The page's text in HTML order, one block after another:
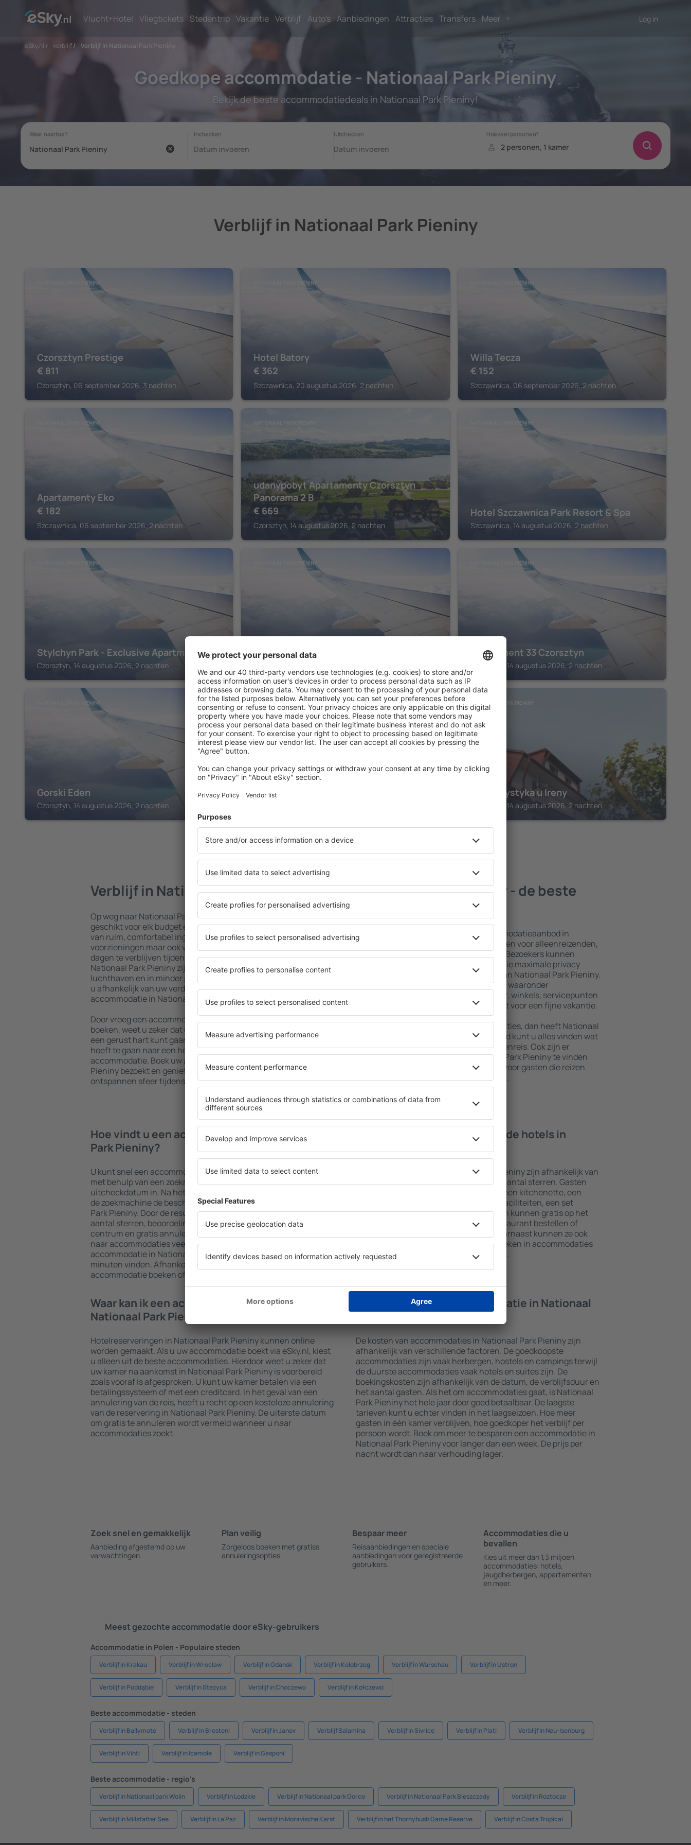
Vlucht+Hotel Vliegtickets Stedentrip Vakantie Verblijf Auto's Aanbiedingen Attracties Transfers Meer Log in
eSky.nl / verblijf/ Verblijf in Nationaal Park Pieniny
Goedkope accommodatie - Nationaal Park Pieniny
Bekijk de beste accommodatiedeals in Nationaal Park Pieniny!
Verblijf in Nationaal Park Pieniny
NATIONAAL PARK PIENINY
Czorsztyn Prestige
€ 811
Czorsztyn, 06 september 2026, 3 nachten
NATIONAAL PARK PIENINY
Hotel Batory
€ 362
Szczawnica, 20 augustus 2026, 2 nachten
NATIONAAL PARK PIENINY
Willa Tecza
€ 152
Szczawnica, 06 september 2026, 2 nachten
NATIONAAL PARK PIENINY
Apartamenty Eko
€ 182
Szczawnica, 06 september 2026, 2 nachten
NATIONAAL PARK PIENINY
udanypobyt Apartamenty Czorsztyn
Panorama 2 B
€ 669
Czorsztyn, 14 augustus 2026, 2 nachten
NATIONAAL PARK PIENINY
Hotel Szczawnica Park Resort & Spa
Szczawnica, 14 augustus 2026, 2 nachten
NATIONAAL PARK PIENINY
Stylchyn Park - Exclusive Apartments
Czorsztyn, 14 augustus 2026, 2 nachten
NATIONAAL PARK PIENINY
Pokoje Gościnne Pienińska Parzenica
NATIONAAL PARK PIENINY
Apartament 33 Czorsztyn
Czorsztyn, 14 augustus 2026, 2 nachten
NATIONAAL PARK PIENINY
Gorski Eden
Czorsztyn, 14 augustus 2026, 2 nachten
NATIONAAL PARK PIENINY
Miedzy Owcami Meee
NATIONAAL PARK PIENINY
Agroturystyka u Ireny
Czorsztyn, 14 augustus 2026, 2 nachten
Bekijk meer aanbiedingen in Nationaal Park Pieniny
Verblijf in Nationaal Park Pieniny
Op weg naar Nationaal Park Pieniny? Vind een accommodatie
geschikt voor elk budget en elke behoefte. U kunt gebruik maken
van ruim, comfortabel ingerichte woningen met tal van
voorzieningen maar ook van goedkope hostels om meerdere
dagen te verblijven tijdens een stedentrip. Accommodaties in
Nationaal Park Pieniny zijn beschikbaar in het centrum, vlakbij de
luchthaven en in minder populaire wijken of regio's. Hierdoor kunt
u afhankelijk van uw verdere plannen een gunstig gelegen
accommodatie in Nationaal Park Pieniny vinden.
Door vroeg een accommodatie in Nationaal Park Pieniny te
boeken, weet u zeker dat u na aankomst op uw bestemming, met
een gerust hart kunt gaan uitrusten zonder dat u nog op zoek
hoeft te gaan naar een hotel, appartement of andere
accommodatie. Boek uw accommodatie voordat u Nationaal Park
Pieniny bezoekt en geniet hierdoor van een zorgeloze en
ontspannen sfeer tijdens uw reis.
Nationaal Park Pieniny - de beste
U kunt kiezen uit een uitgebreid accommodatieaanbod in
Nationaal Park Pieniny, inclusief woningen voor alleenreizenden,
stellen, gezinnen, senioren en groepen. Bezoekers kunnen
verblijven in suites, hotels en pensions die maximale privacy
bieden en gelegen zijn in het centrum van Nationaal Park Pieniny.
De voorzieningen in de nabije omgeving, waaronder
autoverhuurbedrijven, openbaar vervoer, winkels, servicepunten
en recreatiemogelijkheden, staan garant voor een fijne vakantie.
Als u op zoek bent naar luxe accommodaties, dan heeft Nationaal
Park Pieniny u veel te bieden. In deze stad kunt u alles vinden wat
u nodig heeft tijdens uw vakantie of zakenreis. Ook zijn er
geweldige accommodaties in Nationaal Park Pieniny te vinden
met faciliteiten voor gehandicapten en voor gasten die reizen
met baby’s, jonge kinderen of huisdieren.
Hoe vindt u een accommodatie in Nationaal
Park Pieniny?
U kunt snel een accommodatie in Nationaal Park Pieniny vinden
met behulp van een zoekmachine. Voer uw bestemming en in- en
uitcheckdatum in. Na het kiezen van het aantal reizigers, toont
de zoekmachine de beschikbare accommodaties in Nationaal
Park Pieniny. Door de resultaten te filteren op type faciliteit, het
aantal sterren, beoordelingen van gasten, afstand tot het
centrum en gratis annuleringsmogelijkheid, wordt het zoeken
naar accommodaties veel gemakkelijker. Hierdoor kunt u uw
accommodatie in Nationaal Park Pieniny al in slechts enkele
minuten vinden. Afhankelijk van uw wensen kunt u alleen een
accommodatie boeken of een vlucht + hotel combineren.
Welke voorzieningen bieden de hotels in
Hotelvoorzieningen in Nationaal Park Pieniny zijn afhankelijk van
welke accommodatie geboekt is en het aantal sterren. Gasten
kunnen gebruikmaken van kamers met een kitchenette, een
balkon, airconditioning, koffie- en theefaciliteiten, een set
handdoeken en internettoegang. Gasten kunnen gratis op het
terrein parkeren, een maaltijd in het restaurant bestellen of
kiezen voor een hotel met zwembad. Daarnaast kunnen ze ook
een verblijf in Nationaal Park Pieniny boeken in accommodaties
die een Airport Shuttle dienst aanbieden.
Waar kan ik een accommodatie boeken in
Nationaal Park Pieniny?
Hotelreserveringen in Nationaal Park Pieniny kunnen online
worden gemaakt. Als u uw accommodatie boekt via eSky.nl, kiest
u alleen uit de beste accommodaties. Hierdoor weet u zeker dat
uw kamer na aankomst in Nationaal Park Pieniny is voorbereid
zoals vooraf is afgesproken. U kunt uw kamer betalen via een
betalingssysteem of met een creditcard. In het geval van een
annulering van de reis, heeft u recht op een kosteloze annulering
van de reservering in Nationaal Park Pieniny. De uiterste datum
om gratis te annuleren wordt vermeld wanneer u naar
accommodaties zoekt.
Hoeveel kost een accommodatie in Nationaal
Park Pieniny?
De kosten van accommodaties in Nationaal Park Pieniny zijn
afhankelijk van verschillende factoren. De goedkoopste
accommodaties zijn vaak herbergen, hostels en campings terwijl
de duurste accommodaties vaak hotels en suites zijn. De
boekingskosten zijn afhankelijk van de datum, de verblijfsduur en
het aantal gasten. Als het om accommodaties gaat, is Nationaal
Park Pieniny het hele jaar door goed betaalbaar. De laagste
tarieven kunt u echter vinden in het laagseizoen. Hoe meer
gasten in één kamer verblijven, hoe goedkoper het verblijf per
persoon wordt. Boek om meer te besparen een accommodatie in
Nationaal Park Pieniny voor langer dan een week. De prijs per
nacht wordt dan naar verhouding lager.
Zoek snel en gemakkelijk
Aanbieding afgestemd op uw
verwachtingen.
Plan veilig
Zorgeloos boeken met gratiss
annuleringsopties.
Bespaar meer
Reisaanbiedingen en speciale
aanbiedingen voor geregistreerde
gebruikers.
Accommodaties die u
bevallen
Kies uit meer dan 1,3 miljoen
accommodaties: hotels,
jeugdherbergen, appartementen
en meer.
Meest gezochte accommodatie door eSky-gebruikers
Accommodatie in Polen - Populaire steden
Verblijf in Krakau Verblijf in Wroclaw Verblijf in Gdansk Verblijf in Kolobrzeg Verblijf in Warschau Verblijf in Ustron
Verblijf in Poddąbie Verblijf in Stezyca Verblijf in Choczewo Verblijf in Kołczewo
Beste accommodatie - steden
Verblijf in Ballymote Verblijf in Brosteni Verblijf in Janov Verblijf Salamina Verblijf in Sivrice Verblijf in Plati Verblijf in Neu-Isenburg
Verblijf in Vihti Verblijf in Icamole Verblijf in Gasponi
Beste accommodatie - regio's
Verblijf in Nationaal park Wolin Verblijf in Lodzkie Verblijf in Nationaal park Gorce Verblijf in Nationaal Park Bieszczady Verblijf in Roztocze
Verblijf in Millstatter See Verblijf in La Paz Verblijf in Moravische Karst Verblijf in het Thornybush Game Reserve Verblijf in Costa Tropical